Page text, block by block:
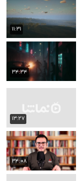
۱۱:۳۱
۳۴:۳۴
۱۳:۲۷
۳۴:۰۸